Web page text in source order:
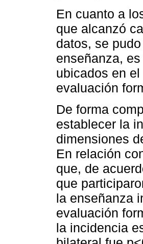
En cuanto a
que alcanzó
datos, se
enseñanza,
ubicados en
evaluación
De forma
establecer la
dimensiones
En relación
que, de
que
la enseñanza
evaluación
la incidencia